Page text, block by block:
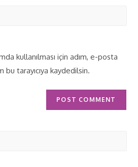
kullanılması için adım, e-posta
tarayıcıya kaydedilsin.